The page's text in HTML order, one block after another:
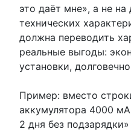
это даёт мне», а не
технических
должна переводить
реальные выгоды:
установки,
Пример: вместо
аккумулятора 4000
2 дня без